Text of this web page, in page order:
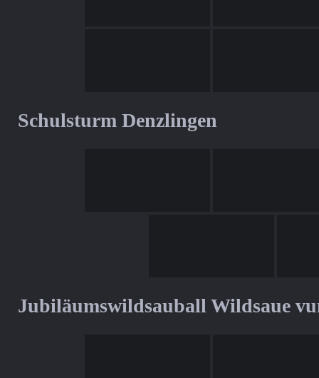
Schulsturm Denzlingen
Jubiläumswildsauball Wildsaue